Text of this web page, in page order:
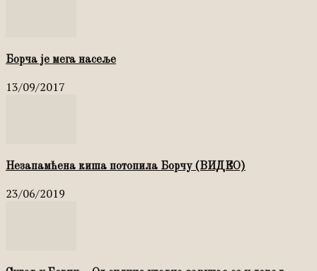
Борча је мега насеље
13/09/2017
Незапамћена киша потопила Борчу (ВИДЕО)
23/06/2019